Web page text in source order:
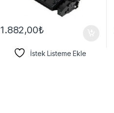
1.882,00₺
İstek Listeme Ekle